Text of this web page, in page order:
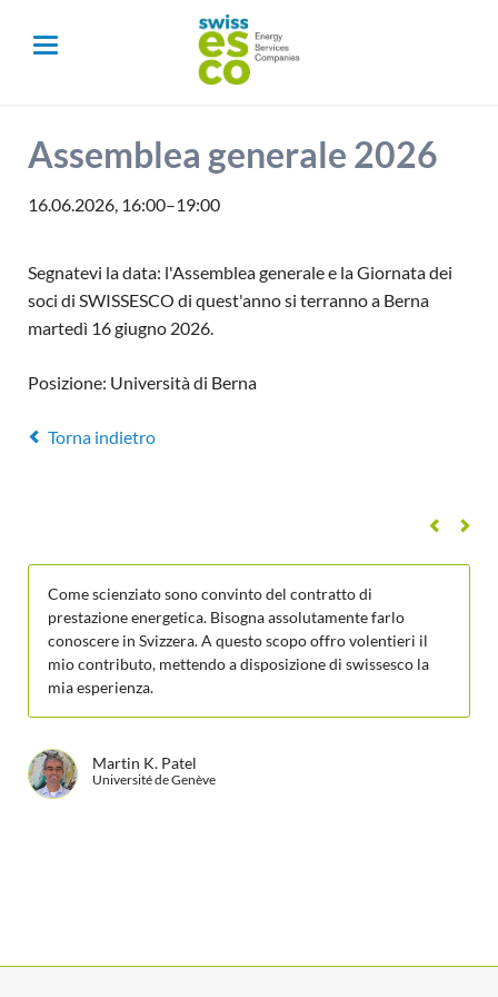
Assemblea generale 2026
16.06.2026, 16:00–19:00
Segnatevi la data: l'Assemblea generale e la Giornata dei
soci di SWISSESCO di quest'anno si terranno a Berna
martedì 16 giugno 2026.
Posizione: Università di Berna
Torna indietro
Come scienziato sono convinto del contratto di
prestazione energetica. Bisogna assolutamente farlo
conoscere in Svizzera. A questo scopo offro volentieri il
mio contributo, mettendo a disposizione di swissesco la
mia esperienza.
Martin K. Patel
Université de Genève